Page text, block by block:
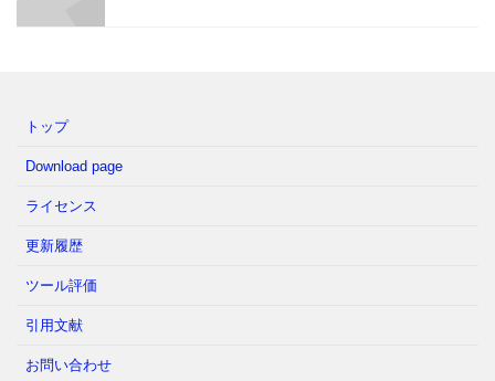
トップ
Download page
ライセンス
更新履歴
ツール評価
引用文献
お問い合わせ